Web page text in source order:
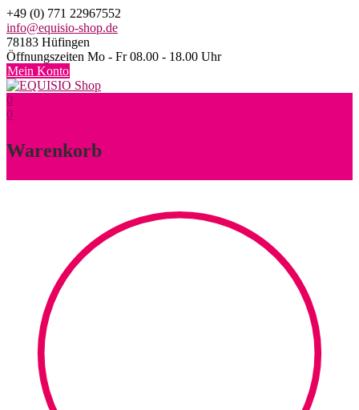
Skip
to
content
+49 (0) 771 22967552
info@equisio-shop.de
78183 Hüfingen
Öffnungszeiten Mo - Fr 08.00 - 18.00 Uhr
Mein Konto
0
0
Warenkorb